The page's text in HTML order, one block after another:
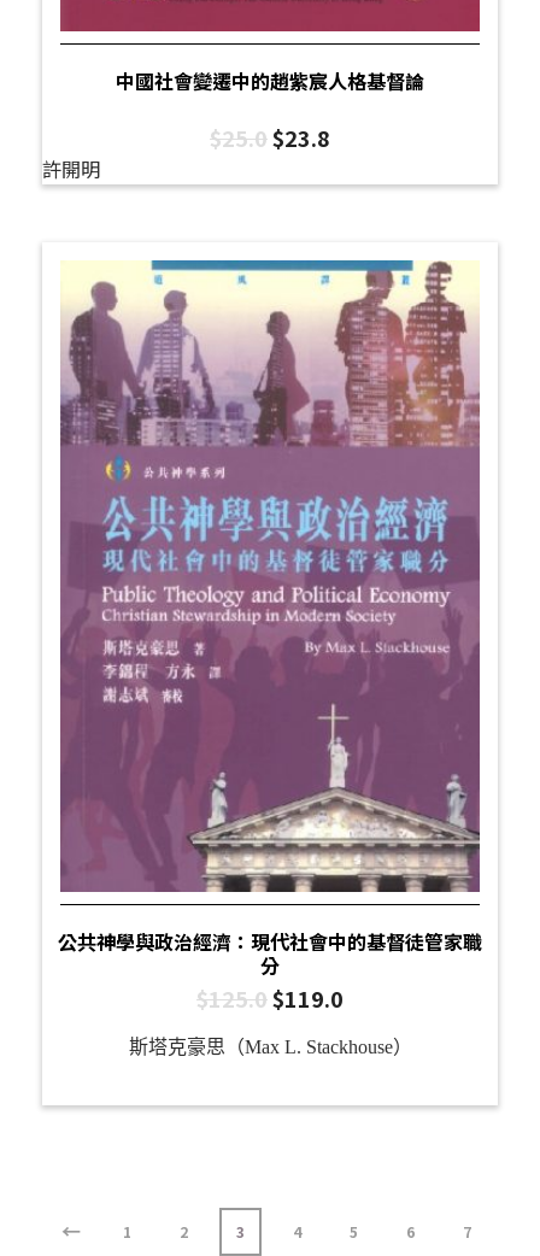
中國社會變遷中的趙紫宸人格基督論
$25.0$23.8
許開明
公共神學與政治經濟：現代社會中的基督徒管家職
分
$125.0$119.0
斯塔克豪思（Max L. Stackhouse）
← 1 2 3 4 5 6 7